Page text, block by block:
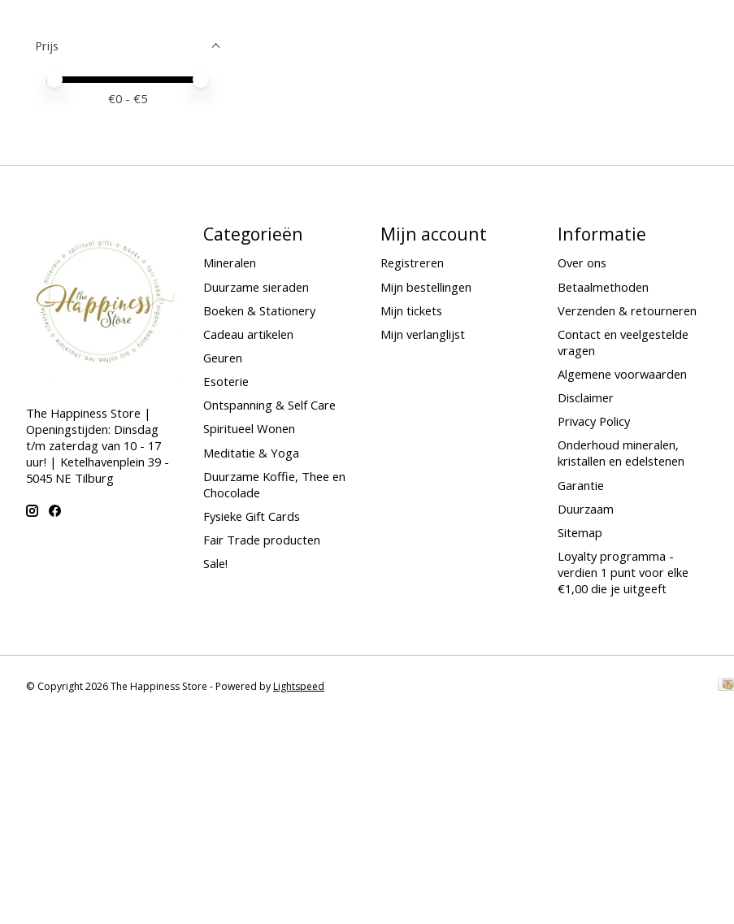
Prijs
Minimale prijswaarde
Price maximum value
€0 - €5
The Happiness Store |
Openingstijden: Dinsdag
t/m zaterdag van 10 - 17
uur! | Ketelhavenplein 39 -
5045 NE Tilburg
Categorieën
Mineralen
Duurzame sieraden
Boeken & Stationery
Cadeau artikelen
Geuren
Esoterie
Ontspanning & Self Care
Spiritueel Wonen
Meditatie & Yoga
Duurzame Koffie, Thee en
Chocolade
Fysieke Gift Cards
Fair Trade producten
Sale!
Mijn account
Registreren
Mijn bestellingen
Mijn tickets
Mijn verlanglijst
Informatie
Over ons
Betaalmethoden
Verzenden & retourneren
Contact en veelgestelde
vragen
Algemene voorwaarden
Disclaimer
Privacy Policy
Onderhoud mineralen,
kristallen en edelstenen
Garantie
Duurzaam
Sitemap
Loyalty programma -
verdien 1 punt voor elke
€1,00 die je uitgeeft
© Copyright 2026 The Happiness Store - Powered byLightspeed